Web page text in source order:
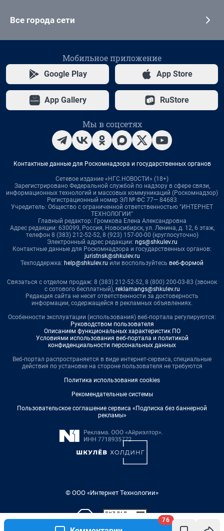
76
Все города сети
Мобильное приложение
Google Play App Store
App Gallery RuStore
Мы в соцсетях
Контактные данные для Роскомнадзора и государственных органов
Сетевое издание «НГС.НОВОСТИ» (18+)
Зарегистрировано Федеральной службой по надзору в сфере связи,
информационных технологий и массовых коммуникаций (Роскомнадзор)
Регистрационный номер ЭЛ № ФС 77— 84683
Учредитель: Общество с ограниченной ответственностью "ИНТЕРНЕТ
ТЕХНОЛОГИИ"
Главный редактор: Громкова Елена Александровна
Адрес редакции: 630099, Россия, Новосибирск, ул. Ленина, д. 12, 6 этаж,
телефон 8 (383) 212-52-52, 8 (923) 157-00-00 (круглосуточно)
Электронный адрес редакции: ngs@shkulev.ru
Контактные данные для Роскомнадзора и государственных органов:
juristnsk@shkulev.ru
Техподдержка: help@shkulev.ru или воспользуйтесь веб-формой
Связаться с отделом продаж: 8 (383) 212-52-52, 8 (800) 200-03-83 (звонок
с сотового бесплатный), reklamangs@shkulev.ru
Редакция сайта не несет ответственности за достоверность
информации, содержащейся в рекламных объявлениях.
Особенности эксплуатации (использования) веб-портала регулируются:
Руководством пользователя
Описанием функциональных характеристик ПО
Условиями использования веб-портала и политикой
конфиденциальности персональных данных
Веб-портал распространяется в виде интернет-сервиса, специальные
действия по установке на стороне пользователя не требуются
Политика использования cookies
Рекомендательные системы
Пользовательское соглашение сервиса «Подписка без баннерной
рекламы»
© ООО «Интернет Технологии»